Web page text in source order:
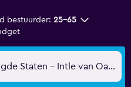
bestuurder: 25-65
Oakland, CA, De Verenigde Staten - Intle van Oakland (OAK)